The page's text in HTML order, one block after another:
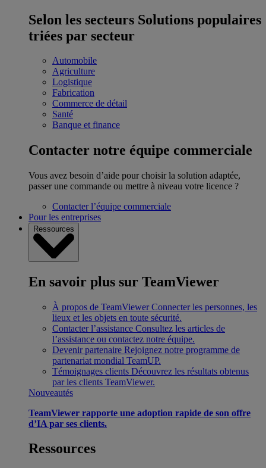
Selon les secteurs Solutions populaires
triées par secteur
Automobile
Agriculture
Logistique
Fabrication
Commerce de détail
Santé
Banque et finance
Contacter notre équipe commerciale
Vous avez besoin d’aide pour choisir la solution adaptée,
passer une commande ou mettre à niveau votre licence ?
Contacter l’équipe commerciale
Pour les entreprises
Ressources
En savoir plus sur TeamViewer
À propos de TeamViewer Connecter les personnes, les
lieux et les objets en toute sécurité.
Contacter l’assistance Consultez les articles de
l’assistance ou contactez notre équipe.
Devenir partenaire Rejoignez notre programme de
partenariat mondial TeamUP.
Témoignages clients Découvrez les résultats obtenus
par les clients TeamViewer.
Nouveautés
TeamViewer rapporte une adoption rapide de son offre
d’IA par ses clients.
Ressources